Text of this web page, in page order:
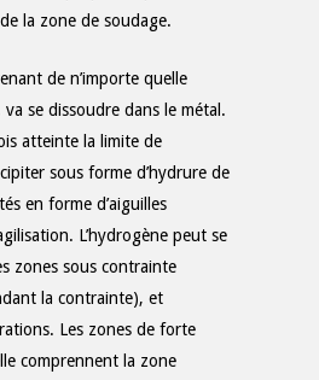
la zone de soudage.
de n’importe quelle
va se dissoudre dans le métal.
atteinte la limite de
sous forme d’hydrure de
en forme d’aiguilles
L’hydrogène peut se
zones sous contrainte
la contrainte), et
Les zones de forte
comprennent la zone